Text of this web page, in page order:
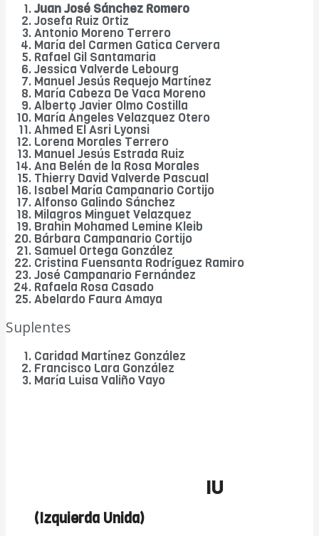
Juan José Sánchez Romero
Josefa Ruiz Ortiz
Antonio Moreno Terrero
María del Carmen Gatica Cervera
Rafael Gil Santamaria
Jessica Valverde Lebourg
Manuel Jesús Requejo Martínez
María Cabeza De Vaca Moreno
Alberto Javier Olmo Costilla
María Ángeles Velazquez Otero
Ahmed El Asri Lyonsi
Lorena Morales Terrero
Manuel Jesús Estrada Ruiz
Ana Belén de la Rosa Morales
Thierry David Valverde Pascual
Isabel María Campanario Cortijo
Alfonso Galindo Sánchez
Milagros Minguet Velazquez
Brahin Mohamed Lemine Kleib
Bárbara Campanario Cortijo
Samuel Ortega González
Cristina Fuensanta Rodríguez Ramiro
José Campanario Fernández
Rafaela Rosa Casado
Abelardo Faura Amaya
Suplentes
Caridad Martínez González
Francisco Lara González
María Luisa Valiño Vayo
IU
(Izquierda Unida)